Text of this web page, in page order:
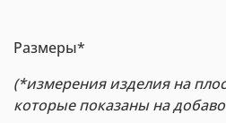
Размеры*
(*измерения изделия на
которые показаны на